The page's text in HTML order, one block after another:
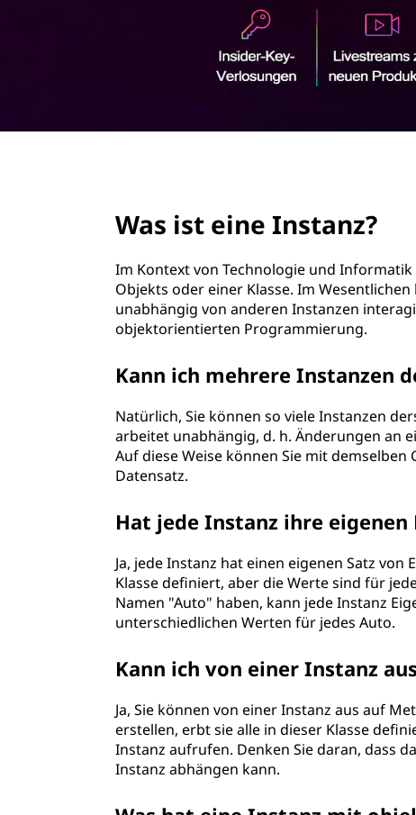
Was ist eine Instanz?
Im Kontext von Technologie und
Objekts oder einer Klasse. Im
unabhängig von anderen Instanzen
objektorientierten Programmierung.
Kann ich mehrere Instanzen
Natürlich, Sie können so viele Instanzen
arbeitet unabhängig, d. h. Änderungen an
Auf diese Weise können Sie mit
Datensatz.
Hat jede Instanz ihre eigenen
Ja, jede Instanz hat einen eigenen Satz
Klasse definiert, aber die Werte sind für
Namen "Auto" haben, kann jede Instanz
unterschiedlichen Werten für jedes Auto.
Kann ich von einer Instanz
Ja, Sie können von einer Instanz aus auf
erstellen, erbt sie alle in dieser Klasse
Instanz aufrufen. Denken Sie daran, dass
Instanz abhängen kann.